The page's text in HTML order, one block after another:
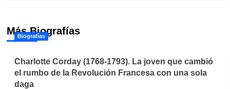
Más Biografías
Biografías
Charlotte Corday (1768-1793). La joven que cambió
el rumbo de la Revolución Francesa con una sola
daga